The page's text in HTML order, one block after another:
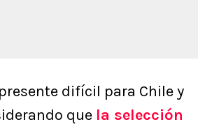
difícil para Chile y
que la selección